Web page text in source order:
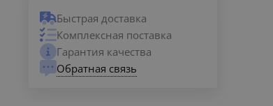
Быстрая доставка
Комплексная поставка
Гарантия качества
Обратная связь